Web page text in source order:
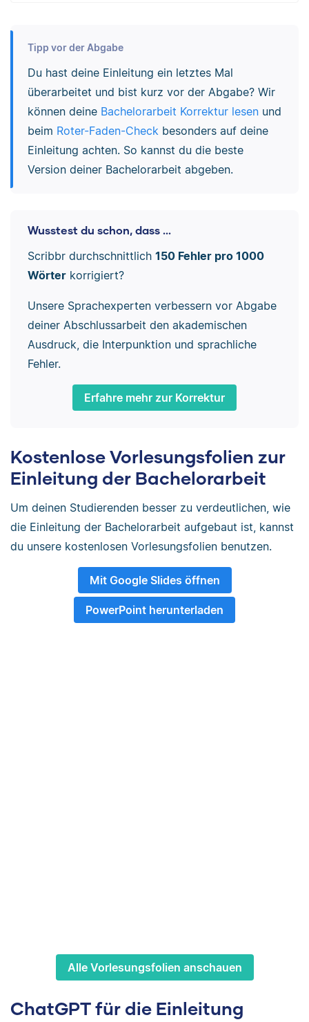
Tipp vor der Abgabe
Du hast deine Einleitung ein letztes Mal
überarbeitet und bist kurz vor der Abgabe? Wir
können deine Bachelorarbeit Korrektur lesenund
beim Roter-Faden-Checkbesonders auf deine
Einleitung achten. So kannst du die beste
Version deiner Bachelorarbeit abgeben.
Wusstest du schon, dass ...
Scribbr durchschnittlich 150 Fehler pro 1000
Wörterkorrigiert?
Unsere Sprachexperten verbessern vor Abgabe
deiner Abschlussarbeit den akademischen
Ausdruck, die Interpunktion und sprachliche
Fehler.
Erfahre mehr zur Korrektur
Kostenlose Vorlesungsfolien zur
Einleitung der Bachelorarbeit
Um deinen Studierenden besser zu verdeutlichen, wie
die Einleitung der Bachelorarbeit aufgebaut ist, kannst
du unsere kostenlosen Vorlesungsfolien benutzen.
Mit Google Slides öffnen
PowerPoint herunterladen
Alle Vorlesungsfolien anschauen
ChatGPT für die Einleitung